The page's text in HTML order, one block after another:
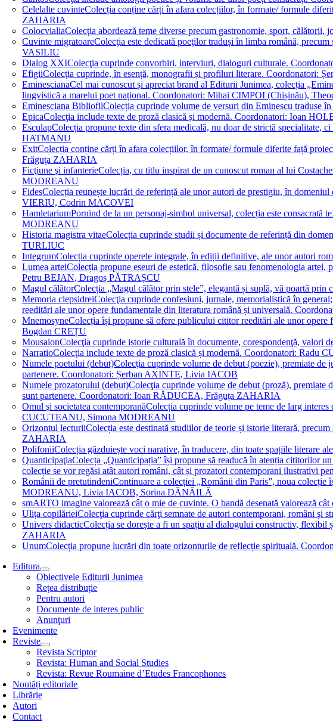
Celelalte cuvinteColecția conține cărți în afara colecțiilor, în formate/ formule
ZAHARIA
ColocvialiaColecţia abordează teme diverse precum gastronomie, sport,
Cuvinte migratoareColecţia este dedicată poeţilor traduşi în limba română,
VASILIU
Dialog XXIColecţia cuprinde convorbiri, interviuri, dialoguri culturale.
EfigiiColecţia cuprinde, în esență, monografii și profiluri literare. Coordonatori:
EminescianaCel mai cunoscut și apreciat brand al Editurii Junimea, colecția
lingvistică a marelui poet național. Coordonatori: Mihai CIMPOI (Chișinău),
Eminesciana BibliofilColecția cuprinde volume de versuri din Eminescu
EpicaColecţia include texte de proză clasică și modernă. Coordonatori: Ioan
EsculapColecția propune texte din sfera medicală, nu doar de strictă
HATMANU
ExitColecția conține cărți în afara colecțiilor, în formate/ formule diferite față
Frăguţa ZAHARIA
Ficţiune şi infanterieColecția, cu titlu inspirat de un cunoscut roman al lui
MODREANU
FidesColecția reunește lucrări de referință ale unor autori de prestigiu, în
VIERIU, Codrin MACOVEI
HamletariumPornind de la un personaj-simbol universal, colecția este
MODREANU
Historia magistra vitaeColecția cuprinde studii și documente de referință din
TURLIUC
IntegrumColecția cuprinde operele integrale, în ediții definitive, ale unor autori
Lumea arteiColecția propune eseuri de estetică, filosofie sau fenomenologia
Petru BEJAN, Dragoș PĂTRAȘCU
Magul călătorColecția „Magul călător prin stele”, elegantă și suplă, vă poartă
Memoria clepsidreiColecţia cuprinde confesiuni, jurnale, memorialistică în
reeditări ale unor opere fundamentale din literatura română și universală.
MnemosyneColecția își propune să ofere publicului cititor reeditări ale unor
Bogdan CREȚU
MousaionColecţia cuprinde istorie culturală în documente, corespondenţă,
NarratioColecţia include texte de proză clasică și modernă. Coordonatori: Radu
Numele poetului (debut)Colecţia cuprinde volume de debut (poezie), premiate
partenere. Coordonatori: Șerban AXINTE, Livia IACOB
Numele prozatorului (debut)Colecţia cuprinde volume de debut (proză), premiate
sunt partenere. Coordonatori: Ioan RĂDUCEA, Frăguța ZAHARIA
Omul şi societatea contemporanăColecția cuprinde volume pe teme de larg
CUCUTEANU, Simona MODREANU
Orizontul lecturiiColecția este destinată studiilor de teorie și istorie literară,
ZAHARIA
PolifoniiColecția găzduiește voci narative, în traducere, din toate spațiile
QuanticipaţiaColecța „Quanticipația” își propune să readucă în atenția cititorilor
colecție se vor regăsi atât autori români, cât și prozatori contemporani ilustrativi
Românii de pretutindeniContinuare a colecției „Românii din Paris”, noua colecție
MODREANU, Livia IACOB, Sorina DĂNĂILĂ
smARTO imagine valorează cât o mie de cuvinte. O bandă desenată
Ulița copilărieiColecţia cuprinde cărţi semnate de autori contemporani, români
Univers didacticColecția se dorește a fi un spațiu al dialogului constructiv,
ZAHARIA
UnumColecția propune lucrări din toate orizonturile de reflecție spirituală.
Editura
Obiectivele Editurii Junimea
Rețea distribuție
Pentru autori
Documente de interes public
Anunţuri
Evenimente
Reviste
Revista Scriptor
Revista: Human and Social Studies
Revista: Revue Roumaine d’Etudes Francophones
Noutăți editoriale
Librărie
Autori
Contact